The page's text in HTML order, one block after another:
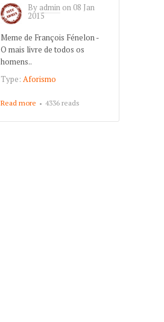
By admin on 08 Jan
2015
Meme de François Fénelon -
O mais livre de todos os
homens..
Type: Aforismo
Read more about Aforismo de
mais livre de todos os
4336 reads